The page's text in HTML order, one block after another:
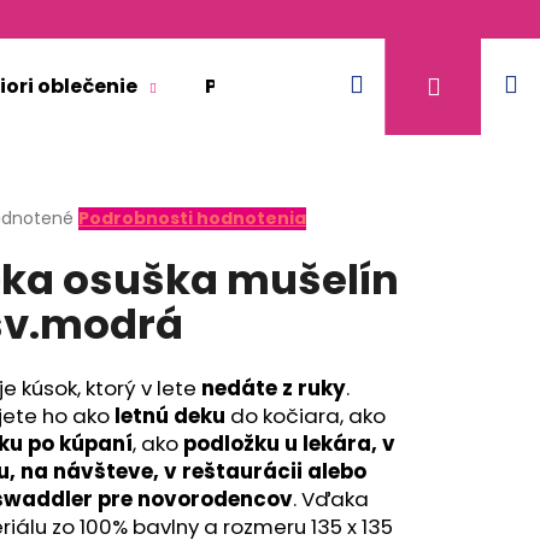
oblečenie Pre dospelých Doplnkový
Hľadať
Podrobnosti hodnotenia
osuška mušelín
kúsok, ktorý v lete nedáte z ruky.
ho ako letnú deku do kočiara, ako
po kúpaní, ako podložku u lekára, v
na návšteve, v reštaurácii alebo
pre novorodencov. Vďaka
zo 100% bavlny a rozmeru 135 x 135
TENKÉ VÝSTRIH U